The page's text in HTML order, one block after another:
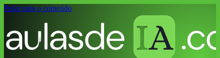
Pular para o conteúdo